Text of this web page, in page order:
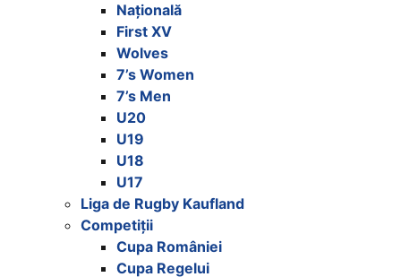
Națională
First XV
Wolves
7’s Women
7’s Men
U20
U19
U18
U17
Liga de Rugby Kaufland
Competiții
Cupa României
Cupa Regelui